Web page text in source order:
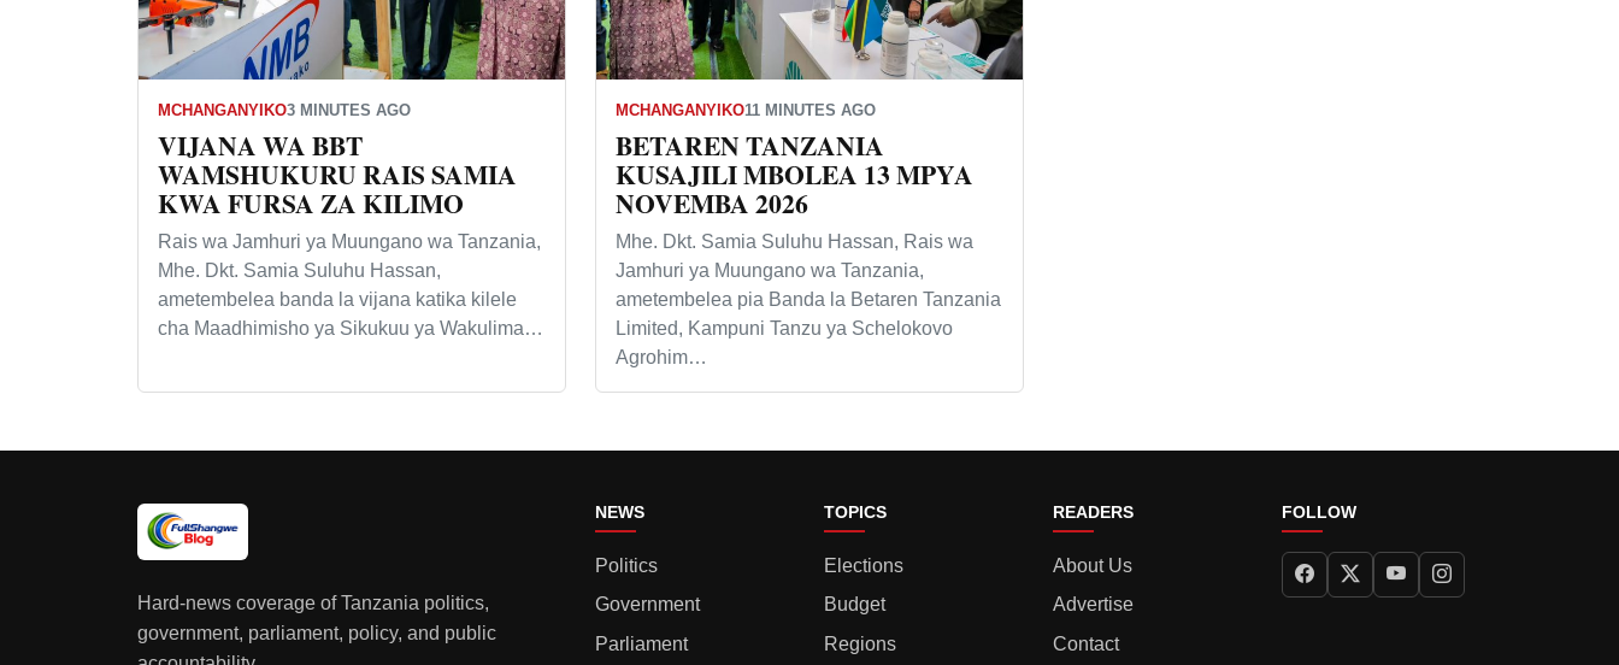
MCHANGANYIKO3 MINUTES AGO
VIJANA WA BBT
WAMSHUKURU RAIS SAMIA
KWA FURSA ZA KILIMO
Rais wa Jamhuri ya Muungano wa Tanzania,
Mhe. Dkt. Samia Suluhu Hassan,
ametembelea banda la vijana katika kilele
cha Maadhimisho ya Sikukuu ya Wakulima…
MCHANGANYIKO11 MINUTES AGO
BETAREN TANZANIA
KUSAJILI MBOLEA 13 MPYA
NOVEMBA 2026
Mhe. Dkt. Samia Suluhu Hassan, Rais wa
Jamhuri ya Muungano wa Tanzania,
ametembelea pia Banda la Betaren Tanzania
Limited, Kampuni Tanzu ya Schelokovo
Agrohim…
Hard-news coverage of Tanzania politics,
government, parliament, policy, and public
NEWS
Politics
Government
Parliament
TOPICS
Elections
Budget
Regions
READERS
About Us
Advertise
Contact
FOLLOW